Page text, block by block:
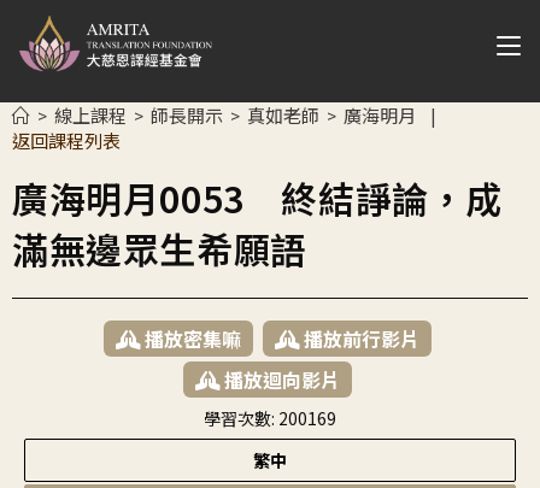
> 線上課程 > 師長開示 > 真如老師 > 廣海明月 |
返回課程列表
廣海明月0053 終結諍論，成
滿無邊眾生希願語
播放密集嘛
播放前行影片
播放迴向影片
學習次數: 200169
繁中